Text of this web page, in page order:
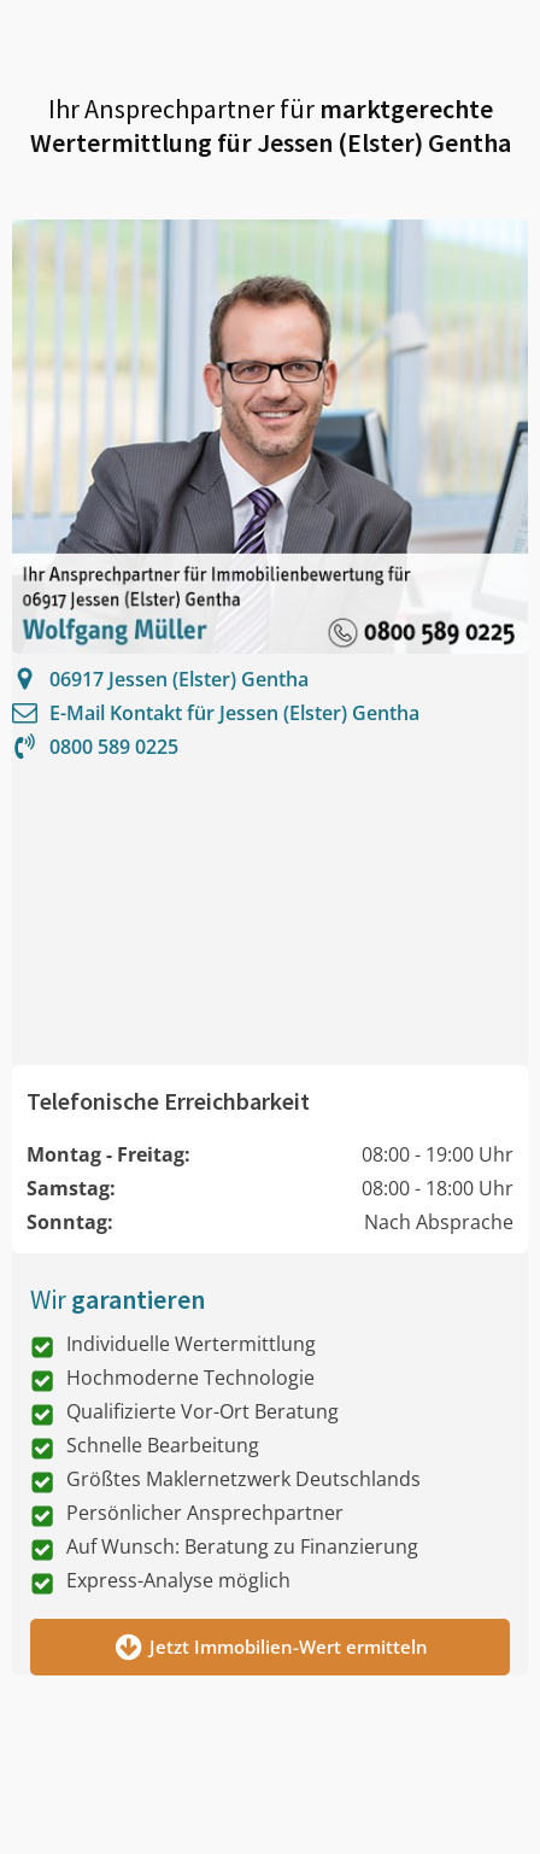
Ihr Ansprechpartner fürmarktgerechte
Wertermittlung fürJessen (Elster) Gentha
06917 Jessen (Elster) Gentha
E-Mail Kontakt für Jessen (Elster) Gentha
0800 589 0225
Telefonische Erreichbarkeit
Montag - Freitag:
08:00 - 19:00 Uhr
Samstag:
08:00 - 18:00 Uhr
Sonntag:
Nach Absprache
Wirgarantieren
Individuelle Wertermittlung
Hochmoderne Technologie
Qualifizierte Vor-Ort Beratung
Schnelle Bearbeitung
Größtes Maklernetzwerk Deutschlands
Persönlicher Ansprechpartner
Auf Wunsch: Beratung zu Finanzierung
Express-Analyse möglich
Jetzt Immobilien-Wert ermitteln